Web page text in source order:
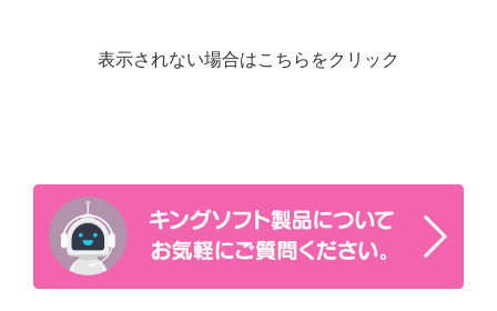
表示されない場合はこちらをクリック